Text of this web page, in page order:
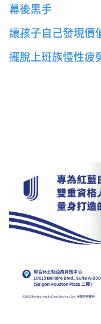
幕後黑手
讓孩子自己發現價
擺脫上班族慢性疲